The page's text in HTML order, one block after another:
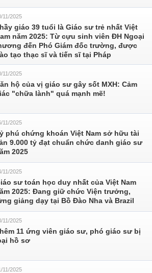
11/2025
giáo 39 tuổi là Giáo sư trẻ nhất Việt
năm 2025: Từ cựu sinh viên ĐH Ngoại
đến Phó Giám đốc trường, được
tạo thạc sĩ và tiến sĩ tại Pháp
11/2025
hộ của vị giáo sư gây sốt MXH: Cảm
"chữa lành" quá mạnh mẽ!
11/2025
phú chứng khoán Việt Nam sở hữu tài
9.000 tỷ đạt chuẩn chức danh giáo sư
2025
11/2025
sư toán học duy nhất của Việt Nam
2025: Đang giữ chức Viện trưởng,
giảng dạy tại Bồ Đào Nha và Brazil
11/2025
11 ứng viên giáo sư, phó giáo sư bị
hồ sơ
11/2025